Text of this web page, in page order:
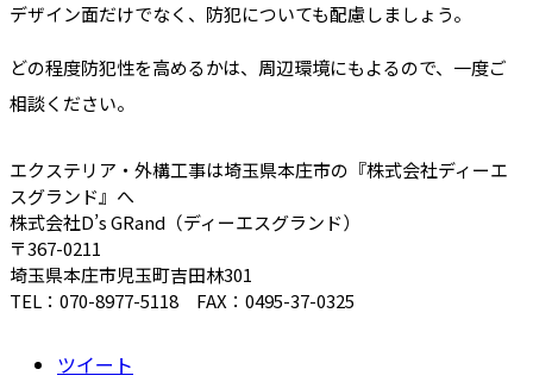
デザイン面だけでなく、防犯についても配慮しましょう。
どの程度防犯性を高めるかは、周辺環境にもよるので、一度ご
相談ください。
エクステリア・外構工事は埼玉県本庄市の『株式会社ディーエ
スグランド』へ
株式会社D’s GRand（ディーエスグランド）
〒367-0211
埼玉県本庄市児玉町吉田林301
TEL：070-8977-5118 FAX：0495-37-0325
ツイート